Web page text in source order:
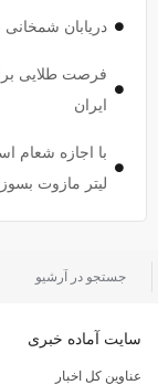
دریابان
فرصت طلایی
ایران
لیتر مازوت
سایت آماده خبری
عناوین کل اخبار